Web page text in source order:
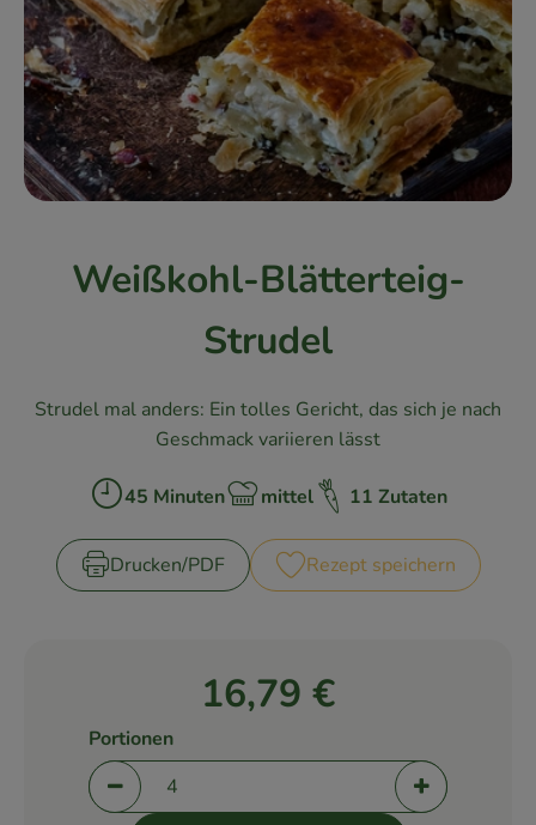
Kühlschrank
Brotkorb
Vorratskammer
Getränke
Aktuelles
Rezepte
Weißkohl-Blätterteig-
Strudel
Strudel mal anders: Ein tolles Gericht, das sich je nach
Geschmack variieren lässt
Zubreitungszeit:
45 MinutenSchwierigkeit:
mittel 11 Zutaten
Drucken​/​PDF Rezept speichern
16,79 €
Portionen verringern (aktuell 4 Portionen
Portionen
Portionen